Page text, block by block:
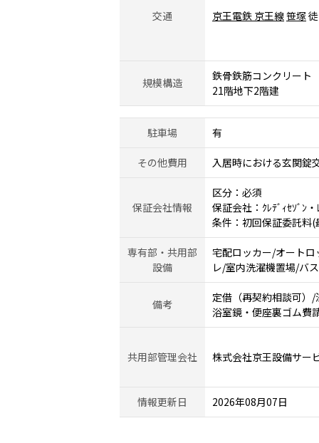
交通 京王電鉄 京王線笹塚
規模構造
鉄骨鉄筋コンクリート
21階地下2階建
駐車場 有
その他費用 入居時における玄関錠
保証会社情報
区分：必須
保証会社：ｸﾚﾃﾞｨｾｿﾞﾝ
条件：初回保証委託料
専有部・共用部
設備
宅配ロッカー/オート
レ/室内洗濯機置場/バ
備考
定借（再契約相談可）
浴室鏡・便座裏ゴム費
共用部管理会社 株式会社京王設備サー
情報更新日 2026年08月07日